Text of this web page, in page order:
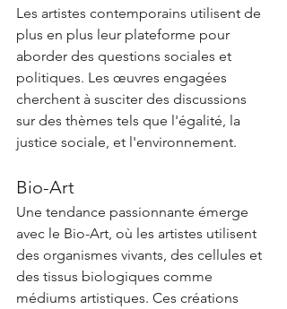
Les artistes contemporains utilisent de
plus en plus leur plateforme pour
aborder des questions sociales et
politiques. Les œuvres engagées
cherchent à susciter des discussions
sur des thèmes tels que l'égalité, la
justice sociale, et l'environnement.
Bio-Art
Une tendance passionnante émerge
avec le Bio-Art, où les artistes utilisent
des organismes vivants, des cellules et
des tissus biologiques comme
médiums artistiques. Ces créations